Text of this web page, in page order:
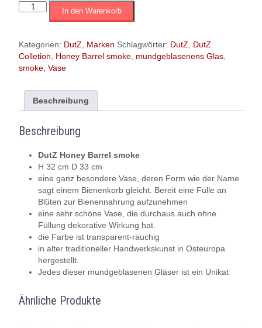
DutZ
|Vase|
smoke
D
cm
Glas
Menge
In den Warenkorb
Kategorien: DutZ Marken Schlagwörter: DutZ
DutZ
Colletion
Honey Barrel smoke mundgeblasenens Glas
smoke Vase
Beschreibung
Beschreibung
DutZ Honey Barrel smoke
H 32 cm D 33 cm
eine ganz besondere Vase, deren Form wie der Name
sagt einem Bienenkorb gleicht. Bereit eine Fülle an
Blüten zur Bienennahrung aufzunehmen
eine sehr schöne Vase, die durchaus auch ohne
Füllung dekorative Wirkung hat.
die Farbe ist transparent-rauchig
in alter traditioneller Handwerkskunst in Osteuropa
hergestellt.
Jedes dieser mundgeblasenen Gläser ist ein Unikat
Ähnliche Produkte